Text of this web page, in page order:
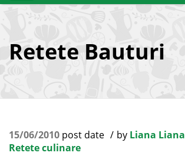
Retete Bauturi
15/06/2010 post date by Liana Liana
Retete culinare